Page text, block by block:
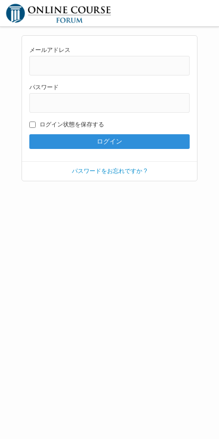
メールアドレス
パスワード
ログイン状態を保存する
パスワードをお忘れですか ?